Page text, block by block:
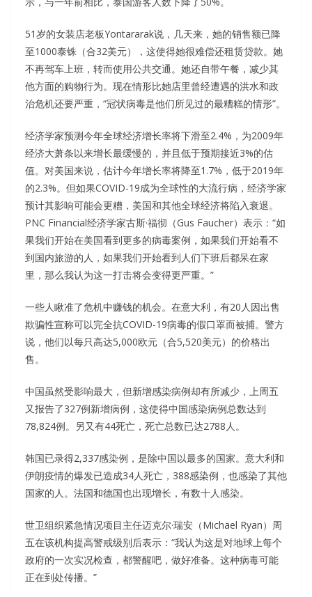
51岁的女装店老板Yontararak说，几天来，她的销售额已降
至1000泰铢（合32美元），这使得她很难偿还租赁贷款。她
不再驾车上班，转而使用公共交通。她还自带午餐，减少其
他方面的购物行为。现在情形比她店里曾经遭遇的洪水和政
治危机还要严重，“冠状病毒是他们所见过的最糟糕的情形”。
经济学家预测今年全球经济增长率将下滑至2.4%，为2009年
经济大萧条以来增长最缓慢的，并且低于预期接近3%的估
值。对美国来说，估计今年增长率将降至1.7%，低于2019年
的2.3%。但如果COVID-19成为全球性的大流行病，经济学家
预计其影响可能会更糟，美国和其他全球经济将陷入衰退。
PNC Financial经济学家古斯·福彻（Gus Faucher）表示：“如
果我们开始在美国看到更多的病毒案例，如果我们开始看不
到国内旅游的人，如果我们开始看到人们下班后都呆在家
里，那么我认为这一打击将会变得更严重。”
一些人瞅准了危机中赚钱的机会。在意大利，有20人因出售
欺骗性宣称可以完全抗COVID-19病毒的假口罩而被捕。警方
说，他们以每只高达5,000欧元（合5,520美元）的价格出
售。
中国虽然受影响最大，但新增感染病例却有所减少，上周五
又报告了327例新增病例，这使得中国感染病例总数达到
78,824例。另又有44死亡，死亡总数已达2788人。
韩国已录得2,337感染例，是除中国以最多的国家。意大利和
伊朗疫情的爆发已造成34人死亡，388感染例，也感染了其他
国家的人。法国和德国也出现增长，有数十人感染。
世卫组织紧急情况项目主任迈克尔·瑞安（Michael Ryan）周
五在该机构提高警戒级别后表示：“我认为这是对地球上每个
政府的一次实况检查，都警醒吧，做好准备。这种病毒可能
正在到处传播。”